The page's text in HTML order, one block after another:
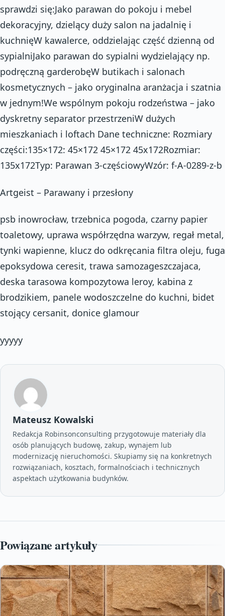
sprawdzi się:Jako parawan do pokoju i mebel
dekoracyjny, dzielący duży salon na jadalnię i
kuchnięW kawalerce, oddzielając część dzienną od
sypialniJako parawan do sypialni wydzielający np.
podręczną garderobęW butikach i salonach
kosmetycznych – jako oryginalna aranżacja i szatnia
w jednym!We wspólnym pokoju rodzeństwa – jako
dyskretny separator przestrzeniW dużych
mieszkaniach i loftach Dane techniczne: Rozmiary
części:135×172: 45×172 45×172 45x172Rozmiar:
135x172Typ: Parawan 3-częściowyWzór: f-A-0289-z-b
Artgeist – Parawany i przesłony
psb inowrocław, trzebnica pogoda, czarny papier
toaletowy, uprawa współrzędna warzyw, regał metal,
tynki wapienne, klucz do odkręcania filtra oleju, fuga
epoksydowa ceresit, trawa samozageszczajaca,
deska tarasowa kompozytowa leroy, kabina z
brodzikiem, panele wodoszczelne do kuchni, bidet
stojący cersanit, donice glamour
yyyyy
Mateusz Kowalski
Redakcja Robinsonconsulting przygotowuje materiały dla
osób planujących budowę, zakup, wynajem lub
modernizację nieruchomości. Skupiamy się na konkretnych
rozwiązaniach, kosztach, formalnościach i technicznych
aspektach użytkowania budynków.
Powiązane artykuły